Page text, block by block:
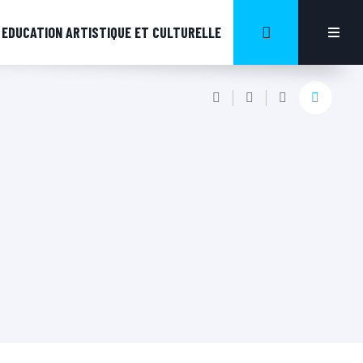
EDUCATION ARTISTIQUE ET CULTURELLE